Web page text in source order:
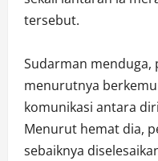
tersebut.
Sudarman menduga,
menurutnya
komunikasi antara
Menurut hemat dia,
sebaiknya